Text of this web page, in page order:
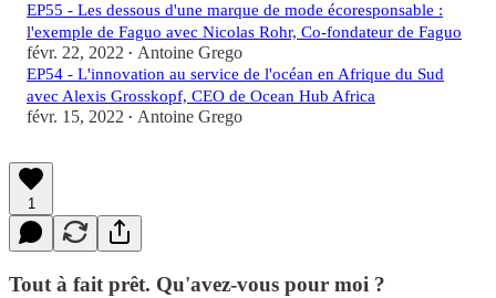
EP55 - Les dessous d'une marque de mode écoresponsable :
l'exemple de Faguo avec Nicolas Rohr, Co-fondateur de Faguo
févr. 22, 2022 • Antoine Grego
EP54 - L'innovation au service de l'océan en Afrique du Sud
avec Alexis Grosskopf, CEO de Ocean Hub Africa
févr. 15, 2022 • Antoine Grego
1
Tout à fait prêt. Qu'avez-vous pour moi ?